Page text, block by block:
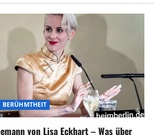
BERÜHMTHEIT
von Lisa Eckhart – Was über